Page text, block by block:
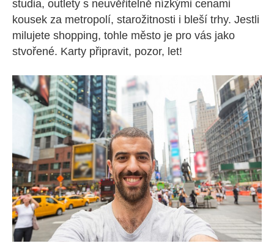
studia, outlety s neuvěřitelně nízkými cenami
kousek za metropolí, starožitnosti i bleší trhy. Jestli
milujete shopping, tohle město je pro vás jako
stvořené. Karty připravit, pozor, let!